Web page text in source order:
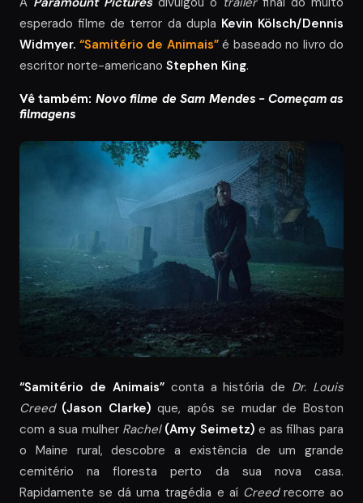
esperado filme de terror da dupla Kevin Kölsch/Dennis
Widmyer. “Samitério de Animais”é baseado no livro do
escritor norte-americano Stephen King.
Vê também: Novo filme de Sam Mendes – Começam as
filmagens
“Samitério de Animais”conta a história de Dr. Louis
Creed (Jason Clarke) que, após se mudar de Boston
com a sua mulher Rachel (Amy Seimetz) e as filhas para
o Maine rural, descobre a existência de um grande
cemitério na floresta perto da sua nova casa.
Rapidamente se dá uma tragédia e aí Creedrecorre ao